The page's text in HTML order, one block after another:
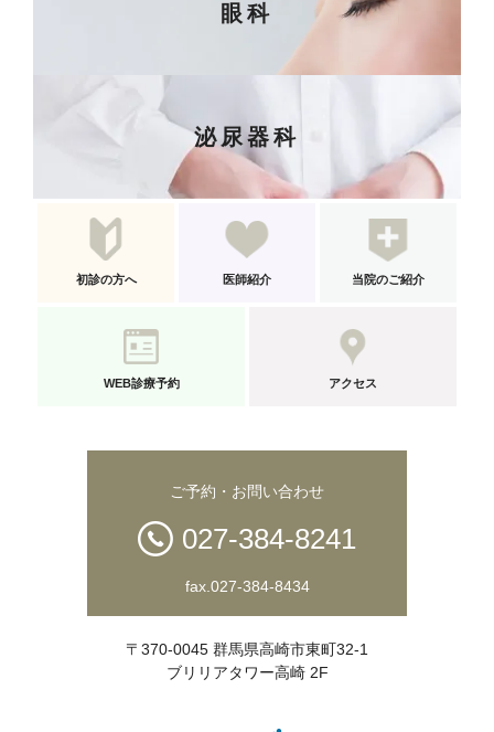
眼科
泌尿器科
初診の方へ 医師紹介 当院のご紹介
WEB診療予約 アクセス
ご予約・お問い合わせ
027-384-8241
fax.027-384-8434
〒370-0045 群馬県高崎市東町32-1
ブリリアタワー高崎 2F